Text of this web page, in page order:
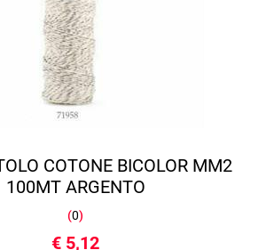
COTONE BICOLOR MM2
100MT ARGENTO
(0)
€ 5,12